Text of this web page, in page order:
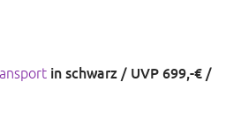
in schwarz / UVP 699,-€ /